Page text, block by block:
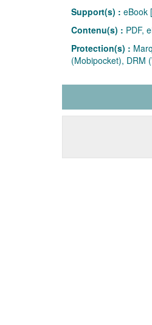
Support(s) : eBook
Contenu(s) : PDF,
Protection(s) :
(Mobipocket), DRM